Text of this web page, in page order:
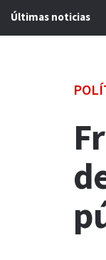
Últimas noticias